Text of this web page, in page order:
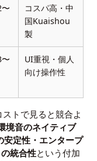
コスパ高・中
国Kuaishou
製
UI重視・個人
向け操作性
トで見ると競合よ
境音のネイティブ
定性・エンタープ
統合性という付加